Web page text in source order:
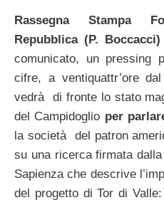
Rassegna Stampa
Repubblica (P. Boccacci)
comunicato, un pressing
cifre, a ventiquattr’ore
vedrà di fronte lo stato
del Campidoglio per
la società del patron
su una ricerca firmata
Sapienza che descrive
del progetto di Tor di